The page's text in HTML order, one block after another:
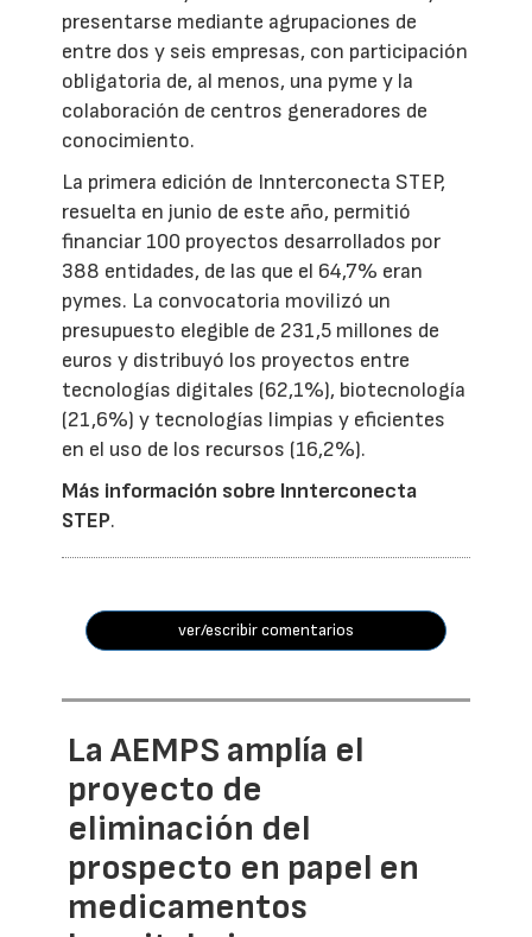
presentarse mediante agrupaciones de
entre dos y seis empresas, con participación
obligatoria de, al menos, una pyme y la
colaboración de centros generadores de
conocimiento.
La primera edición de Innterconecta STEP,
resuelta en junio de este año, permitió
financiar 100 proyectos desarrollados por
388 entidades, de las que el 64,7% eran
pymes. La convocatoria movilizó un
presupuesto elegible de 231,5 millones de
euros y distribuyó los proyectos entre
tecnologías digitales (62,1%), biotecnología
(21,6%) y tecnologías limpias y eficientes
en el uso de los recursos (16,2%).
Más información sobre Innterconecta
STEP.
ver/escribir comentarios
La AEMPS amplía el
proyecto de
eliminación del
prospecto en papel en
medicamentos